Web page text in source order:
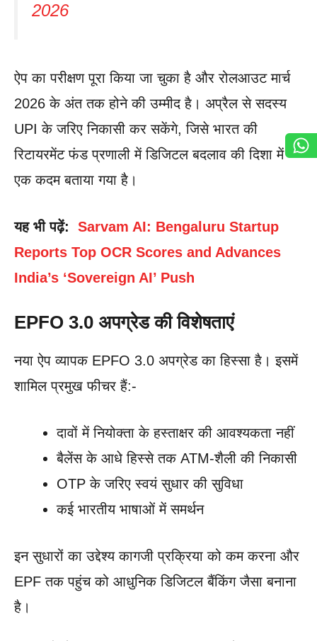
2026
ऐप का परीक्षण पूरा किया जा चुका है और रोलआउट मार्च
2026 के अंत तक होने की उम्मीद है। अप्रैल से सदस्य
UPI के जरिए निकासी कर सकेंगे, जिसे भारत की
रिटायरमेंट फंड प्रणाली में डिजिटल बदलाव की दिशा में
एक कदम बताया गया है।
यह भी पढ़ें: Sarvam AI: Bengaluru Startup
Reports Top OCR Scores and Advances
India’s ‘Sovereign AI’ Push
EPFO 3.0 अपग्रेड की विशेषताएं
नया ऐप व्यापक EPFO 3.0 अपग्रेड का हिस्सा है। इसमें
शामिल प्रमुख फीचर हैं:-
दावों में नियोक्ता के हस्ताक्षर की आवश्यकता नहीं
बैलेंस के आधे हिस्से तक ATM-शैली की निकासी
OTP के जरिए स्वयं सुधार की सुविधा
कई भारतीय भाषाओं में समर्थन
इन सुधारों का उद्देश्य कागजी प्रक्रिया को कम करना और
EPF तक पहुंच को आधुनिक डिजिटल बैंकिंग जैसा बनाना
है।